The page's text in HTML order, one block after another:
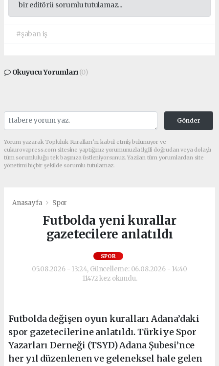
bir editörü sorumlu tutulamaz...
#şaban iş
Okuyucu Yorumları(0)
Gönder
Yorum yazarak Topluluk Kuralları’nı kabul etmiş bulunuyor ve
cukurovapress.com sitesine yaptığınız yorumunuzla ilgili doğrudan veya dolaylı
tüm sorumluluğu tek başınıza üstleniyorsunuz. Yazılan tüm yorumlardan site
yönetimi hiçbir şekilde sorumlu tutulamaz.
Anasayfa Spor
Futbolda yeni kurallar
gazetecilere anlatıldı
SPOR
05.08.2026 - 13:24, Güncelleme: 06.08.2026 - 14:40
11472 kez okundu.
Futbolda değişen oyun kuralları Adana’daki
spor gazetecilerine anlatıldı. Türkiye Spor
Yazarları Derneği (TSYD) Adana Şubesi’nce
her yıl düzenlenen ve geleneksel hale gelen